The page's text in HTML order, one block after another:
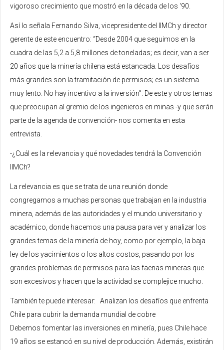
vigoroso crecimiento que mostró en la década de los ‘90.
Así lo señala Fernando Silva, vicepresidente del IIMCh y director
gerente de este encuentro: “Desde 2004 que seguimos en la
cuadra de las 5,2 a 5,8 millones de toneladas; es decir, van a ser
20 años que la minería chilena está estancada. Los desafíos
más grandes son la tramitación de permisos; es un sistema
muy lento. No hay incentivo a la inversión”. De este y otros temas
que preocupan al gremio de los ingenieros en minas -y que serán
parte de la agenda de convención- nos comenta en esta
entrevista.
-¿Cuál es la relevancia y qué novedades tendrá la Convención
IIMCh?
La relevancia es que se trata de una reunión donde
congregamos a muchas personas que trabajan en la industria
minera, además de las autoridades y el mundo universitario y
académico, donde hacemos una pausa para ver y analizar los
grandes temas de la minería de hoy, como por ejemplo, la baja
ley de los yacimientos o los altos costos, pasando por los
grandes problemas de permisos para las faenas mineras que
son excesivos y hacen que la actividad se complejice mucho.
También te puede interesar: Analizan los desafíos que enfrenta
Chile para cubrir la demanda mundial de cobre
Debemos fomentar las inversiones en minería, pues Chile hace
19 años se estancó en su nivel de producción. Además, existirán